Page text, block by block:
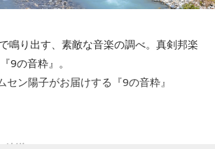
査を始めた頃、犠牲となった方で、お名
は、わずかお一人だったんです」
子市在住の齊藤勉さん、68歳。現在、
ッキにも人があふれ、なかには窓から出
といいます。列車は、浅川駅、今の高尾
そ1時間遅れで発車。すし詰めの車内では
うどお昼どき、おにぎりを頬張る人もい
鳴り出す、素敵な音楽の調べ。真剣邦楽
9の音粋』。
セン陽子がお届けする『9の音粋』